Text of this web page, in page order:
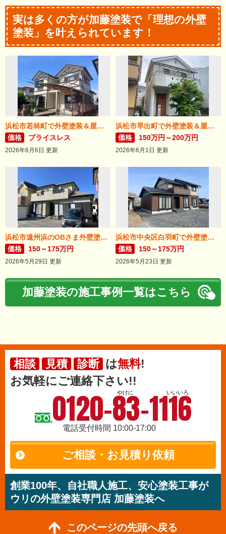
実は多くの方が加藤塗装で「理想の外壁
塗装」を叶えられています！
浜松市若林町で外壁塗装＆屋根リフォームが完成！
価格
プライスレス
2026年6月6日 更新
浜松市早出町で外壁塗装＆屋根カバー工法が完成！
価格
150万円～200万円
2026年6月1日 更新
浜松市遠州浜のOBさま外壁塗装が完了しました。
価格
150～175万円
2026年5月29日 更新
浜松市中央区白羽町で外壁塗装完成。
価格
150～175万円
2026年5月23日 更新
加藤塗装の施工事例一覧はこちら
相談 見積 診断 は無料!
お気軽にご連絡下さい!!
やけに いいいろ
0120-83-1116
電話受付時間 10:00-17:00
ご相談・お見積り依頼
創業100年、自社職人施工、安心塗装工事が
ウリの外壁塗装専門店 加藤塗装へ
このページの先頭へ戻る